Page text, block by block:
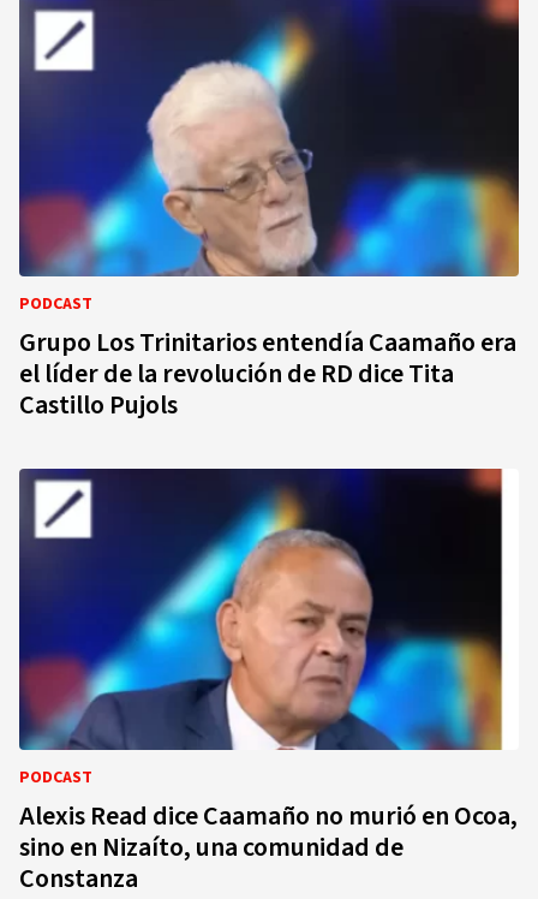
PODCAST
Grupo Los Trinitarios entendía Caamaño era
el líder de la revolución de RD dice Tita
Castillo Pujols
PODCAST
Alexis Read dice Caamaño no murió en Ocoa,
sino en Nizaíto, una comunidad de
Constanza